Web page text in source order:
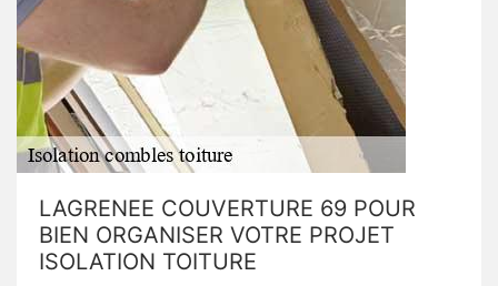
LAGRENEE COUVERTURE 69 POUR
BIEN ORGANISER VOTRE PROJET
ISOLATION TOITURE